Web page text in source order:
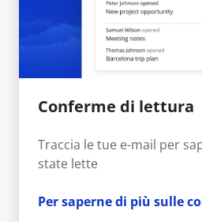
Conferme di lettura
Traccia le tue e-mail per
state lette
Per saperne di più sulle